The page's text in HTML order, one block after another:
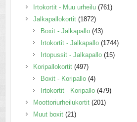
Irtokortit - Muu urheilu (761)
Jalkapallokortit (1872)
Boxit - Jalkapallo (43)
Irtokortit - Jalkapallo (1744)
Irtopussit - Jalkapallo (15)
Koripallokortit (497)
Boxit - Koripallo (4)
Irtokortit - Koripallo (479)
Moottoriurheilukortit (201)
Muut boxit (21)